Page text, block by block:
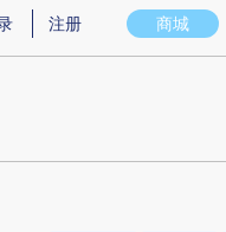
实意图存在偏差。不代表财新
商城
注册